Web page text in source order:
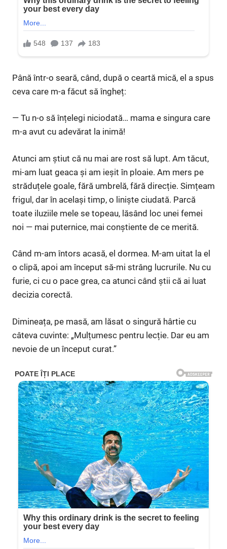
Până într-o seară, când, după o ceartă mică, el a spus
ceva care m-a făcut să îngheț:
— Tu n-o să înțelegi niciodată… mama e singura care
m-a avut cu adevărat la inimă!
Atunci am știut că nu mai are rost să lupt. Am tăcut,
mi-am luat geaca și am ieșit în ploaie. Am mers pe
străduțele goale, fără umbrelă, fără direcție. Simțeam
frigul, dar în același timp, o liniște ciudată. Parcă
toate iluziile mele se topeau, lăsând loc unei femei
noi — mai puternice, mai conștiente de ce merită.
Când m-am întors acasă, el dormea. M-am uitat la el
o clipă, apoi am început să-mi strâng lucrurile. Nu cu
furie, ci cu o pace grea, ca atunci când știi că ai luat
decizia corectă.
Dimineața, pe masă, am lăsat o singură hârtie cu
câteva cuvinte: „Mulțumesc pentru lecție. Dar eu am
nevoie de un început curat.”